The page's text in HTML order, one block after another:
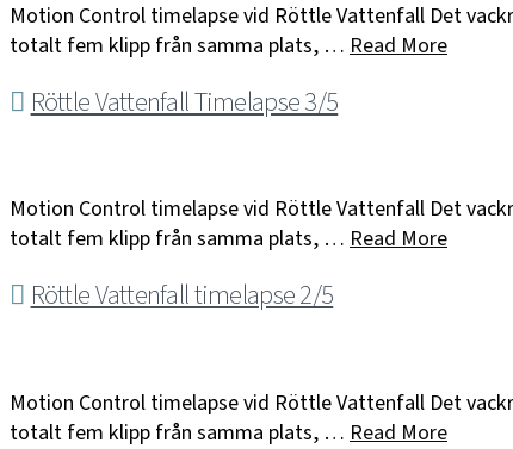
Motion Control timelapse vid Röttle Vattenfall Det
totalt fem klipp från samma plats, … Read More
Röttle Vattenfall Timelapse 3/5
Motion Control timelapse vid Röttle Vattenfall Det
totalt fem klipp från samma plats, … Read More
Röttle Vattenfall timelapse 2/5
Motion Control timelapse vid Röttle Vattenfall Det
totalt fem klipp från samma plats, … Read More